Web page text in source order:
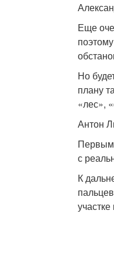
Еще
Но
плану
«лес»,
Антон
Первым
с
К